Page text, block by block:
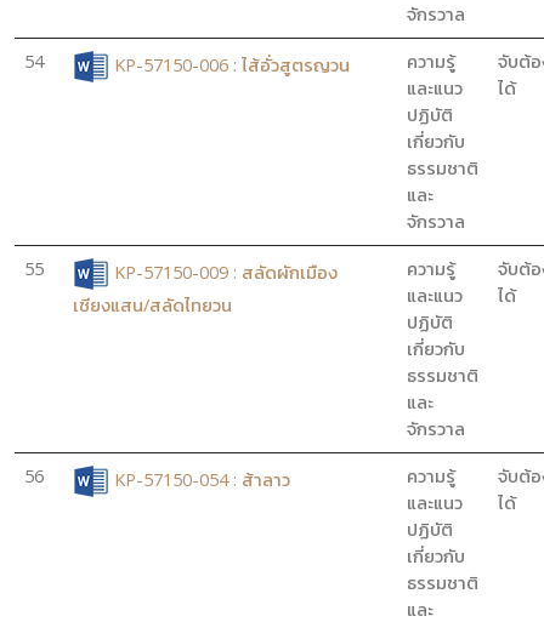
จักรวาล
54 KP-57150-006 : ไส้อั่วสูตรญวน
ความรู้
และแนว
ปฏิบัติ
เกี่ยวกับ
ธรรมชาติ
และ
จักรวาล
จับต้
ได้
55
KP-57150-009 : สลัดผักเมือง
เชียงแสน/สลัดไทยวน
ความรู้
และแนว
ปฏิบัติ
เกี่ยวกับ
ธรรมชาติ
และ
จักรวาล
จับต้
ได้
56 KP-57150-054 : ส้าลาว
ความรู้
และแนว
ปฏิบัติ
เกี่ยวกับ
ธรรมชาติ
และ
จับต้
ได้